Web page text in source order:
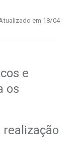
em 18/04
e
os